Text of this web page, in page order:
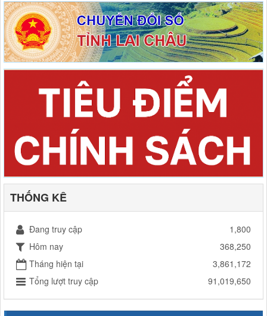
THỐNG KÊ
Đang truy cập
1,800
Hôm nay
368,250
Tháng hiện tại
3,861,172
Tổng lượt truy cập
91,019,650